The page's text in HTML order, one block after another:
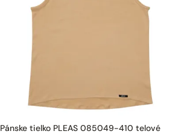
Pánske tielko PLEAS 085049-410 telové